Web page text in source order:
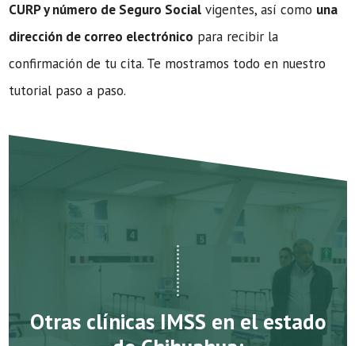
CURP y número de Seguro Social vigentes, así como una
dirección de correo electrónico para recibir la
confirmación de tu cita. Te mostramos todo en nuestro
tutorial paso a paso.
Otras clínicas IMSS en el estado